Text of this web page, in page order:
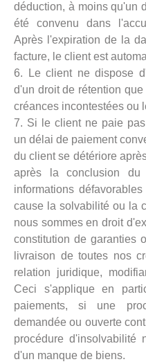
déduction, à moins qu'un
été convenu dans
Après l'expiration de la
facture, le client est
6. Le client ne dispose
d'un droit de rétention
créances incontestées ou
7. Si le client ne paie
un délai de paiement
du client se détériore
après la conclusion du
informations
cause la solvabilité ou la
nous sommes en droit
constitution de garanties
livraison de toutes nos
relation juridique,
Ceci s'applique en
paiements, si une
demandée ou ouverte
procédure d'insolvabilité
d'un manque de biens.